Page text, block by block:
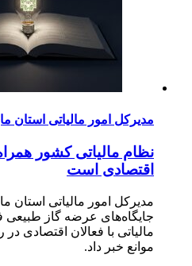
مدیرکل امور مالیاتی استان
نظام مالیاتی کشور
اقتصادی است
مدیرکل امور مالیاتی استان
مالیاتی با فعالان اقتصادی
موانع خبر داد.